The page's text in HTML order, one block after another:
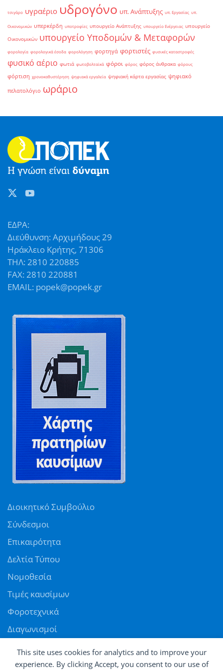
This site uses cookies for analytics and to improve your
experience. By clicking Accept, you consent to our use of
τσιγάρο υγραέριο υδρογόνο υπ. Ανάπτυξης υπ. Εργασίας υπ.
Οικονομικών υπερκέρδη υποτροφίες υπουργείο Ανάπτυξης υπουργείο Ενέργειας υπουργείο
Οικονομικών υπουργείο Υποδομών & Μεταφορών
φορολογία φορολογικά έσοδα φορολόγηση φορτηγά φορτιστές φυσικές καταστροφές
φυσικό αέριο φωτιά φωτοβολταϊκά φόροι φόρος φόρος άνθρακα φόρους
φόρτιση χρονοκαθυστέρηση ψηφιακά εργαλεία ψηφιακή κάρτα εργασίας ψηφιακό
πελατολόγιο ωράριο
ΕΔΡΑ:
Διεύθυνση: Αρχιμήδους 29
Ηράκλειο Κρήτης, 71306
ΤΗΛ: 2810 220885
FAX: 2810 220881
EMAIL: popek@popek.gr
Διοικητικό Συμβούλιο
Σύνδεσμοι
Επικαιρότητα
Δελτία Τύπου
Νομοθεσία
Τιμές καυσίμων
Φοροτεχνικά
Διαγωνισμοί
Αγγελίες
Θέσεις εργασίας